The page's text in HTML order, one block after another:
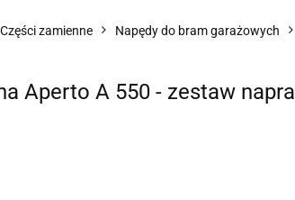
Części zamienne Napędy do bram garażowych
Aperto A 550 - zestaw